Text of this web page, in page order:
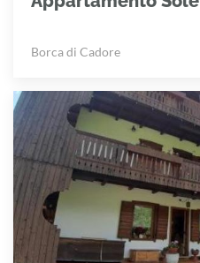
Borca di Cadore